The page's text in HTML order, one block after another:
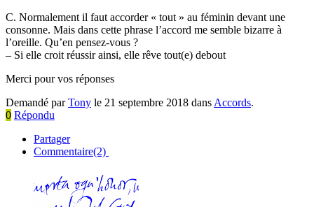
C. Normalement il faut accorder « tout » au féminin devant une
consonne. Mais dans cette phrase l’accord me semble bizarre à
l’oreille. Qu’en pensez-vous ?
– Si elle croit réussir ainsi, elle rêve tout(e) debout
Merci pour vos réponses
Demandé parTony le 21 septembre 2018 dans Accords.
0 Répondu
Partager
Commentaire(2)